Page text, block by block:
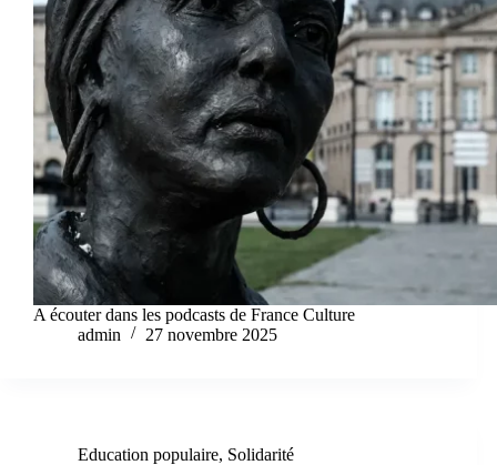
A écouter dans les podcasts de France Culture
admin
27 novembre 2025
Education populaire, Solidarité